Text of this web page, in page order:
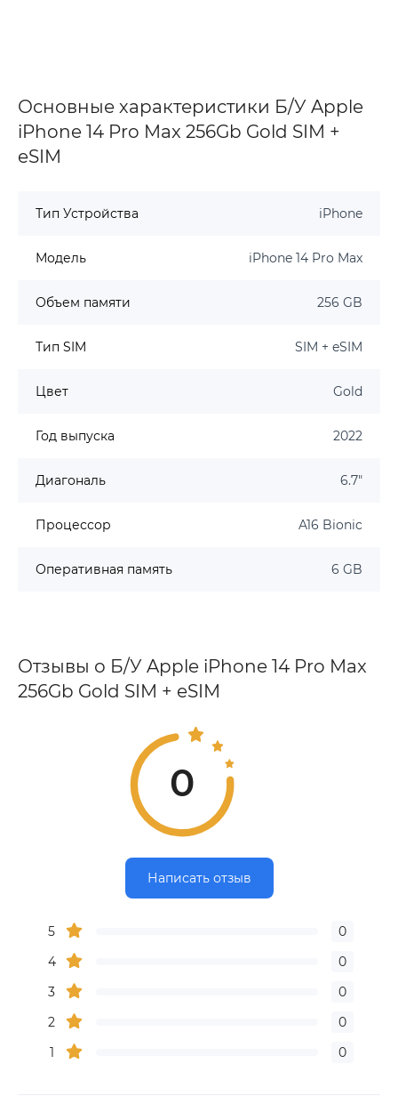
Основные характеристики Б/У Apple
iPhone 14 Pro Max 256Gb Gold SIM +
eSIM
Тип Устройства iPhone
Модель iPhone 14 Pro Max
Объем памяти 256 GB
Тип SIM SIM + eSIM
Цвет Gold
Год выпуска 2022
Диагональ 6.7"
Процессор A16 Bionic
Оперативная память 6 GB
Отзывы о Б/У Apple iPhone 14 Pro Max
256Gb Gold SIM + eSIM
0
Написать отзыв
5
0
4
0
3
0
2
0
1
0